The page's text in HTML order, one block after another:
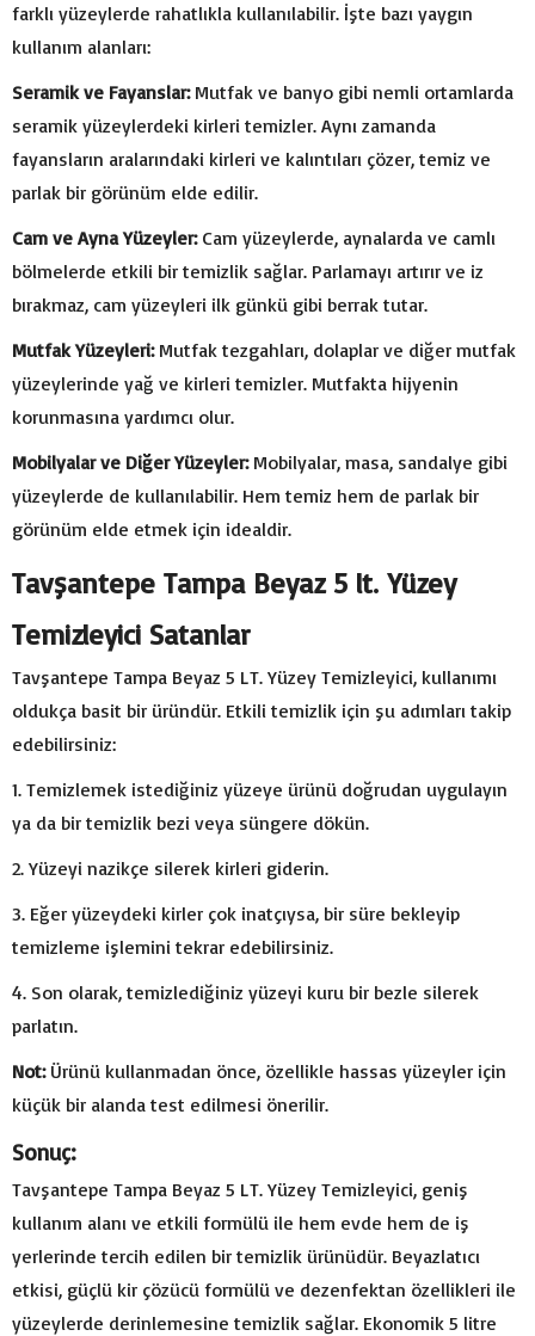
farklı yüzeylerde rahatlıkla kullanılabilir. İşte bazı yaygın
kullanım alanları:
Seramik ve Fayanslar:Mutfak ve banyo gibi nemli ortamlarda
seramik yüzeylerdeki kirleri temizler. Aynı zamanda
fayansların aralarındaki kirleri ve kalıntıları çözer, temiz ve
parlak bir görünüm elde edilir.
Cam ve Ayna Yüzeyler:Cam yüzeylerde, aynalarda ve camlı
bölmelerde etkili bir temizlik sağlar. Parlamayı artırır ve iz
bırakmaz, cam yüzeyleri ilk günkü gibi berrak tutar.
Mutfak Yüzeyleri:Mutfak tezgahları, dolaplar ve diğer mutfak
yüzeylerinde yağ ve kirleri temizler. Mutfakta hijyenin
korunmasına yardımcı olur.
Mobilyalar ve Diğer Yüzeyler:Mobilyalar, masa, sandalye gibi
yüzeylerde de kullanılabilir. Hem temiz hem de parlak bir
görünüm elde etmek için idealdir.
Tavşantepe Tampa Beyaz 5 lt. Yüzey
Temizleyici Satanlar
Tavşantepe Tampa Beyaz 5 LT. Yüzey Temizleyici, kullanımı
oldukça basit bir üründür. Etkili temizlik için şu adımları takip
edebilirsiniz:
Temizlemek istediğiniz yüzeye ürünü doğrudan uygulayın
ya da bir temizlik bezi veya süngere dökün.
Yüzeyi nazikçe silerek kirleri giderin.
Eğer yüzeydeki kirler çok inatçıysa, bir süre bekleyip
temizleme işlemini tekrar edebilirsiniz.
Son olarak, temizlediğiniz yüzeyi kuru bir bezle silerek
parlatın.
Not:Ürünü kullanmadan önce, özellikle hassas yüzeyler için
küçük bir alanda test edilmesi önerilir.
Sonuç:
Tavşantepe Tampa Beyaz 5 LT. Yüzey Temizleyici, geniş
kullanım alanı ve etkili formülü ile hem evde hem de iş
yerlerinde tercih edilen bir temizlik ürünüdür. Beyazlatıcı
etkisi, güçlü kir çözücü formülü ve dezenfektan özellikleri ile
yüzeylerde derinlemesine temizlik sağlar. Ekonomik 5 litre